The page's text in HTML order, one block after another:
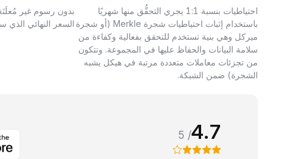
احتياطيات بنسبة 1:1 يجري التحقُّق منها شهريًا
باستخدام إثبات احتياطيات شجرة Merkle (أو شجرة
ميركل وهي بنية تستخدم للتحقق بفعالية وكفاءة من
سلامة البيانات والحفاظ عليها في المجموعة. وتتكون
من تجزئات معاملات متعددة مرتبة في هيكل يشبه
الشجرة) ضمن الشبكة.
بدون رسوم غير
السعر النهائي الذي
4.7
/ 5